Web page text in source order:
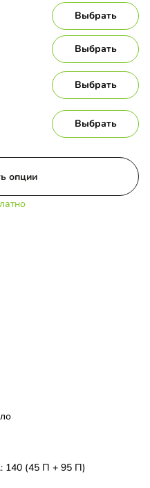
Выбрать
Выбрать
Выбрать
Выбрать
опции
140 (45 П + 95 П)